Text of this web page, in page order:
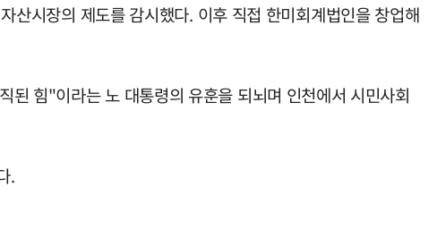
산시장의 제도를 감시했다. 이후 직접 한미회계법인을 창업해
힘"이라는 노 대통령의 유훈을 되뇌며 인천에서 시민사회
.